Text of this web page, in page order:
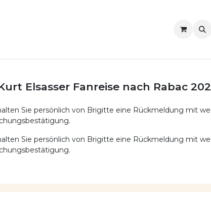
Elsasser Fanreise nach Rabac
Sie persönlich von Brigitte eine Rückmeldung mit
Sie persönlich von Brigitte eine Rückmeldung mit